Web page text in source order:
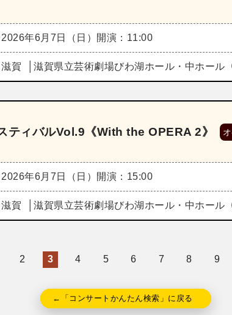
2026年6月7日（日） 開演：11:00
滋賀 滋賀県立芸術劇場びわ湖ホール・中ホール
ティバルVol.9《With the OPERA 2》
2026年6月7日（日） 開演：15:00
滋賀 滋賀県立芸術劇場びわ湖ホール・中ホール
2 3 4 5 6 7 8 9
←「コンサートかんたん検索」に戻る